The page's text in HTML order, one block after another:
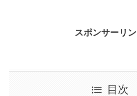
スポンサーリ
目次